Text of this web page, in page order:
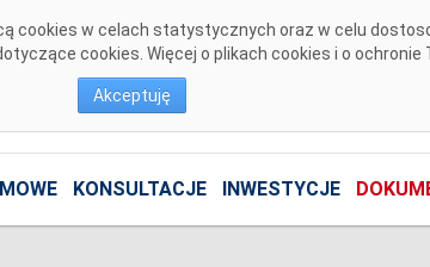
cookies w celach statystycznych oraz w celu
cookies. Więcej o plikach cookies i o
Akceptuję
KONSULTACJE INWESTYCJE